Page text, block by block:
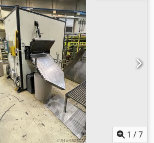
mm, número de rodillos de
del rodillo enderezador:
(máx.):5 mm , ancho de bobina:
de cinta en diseño largo
820.7-HH7500.1 Djdpfxetrlzao Ahuskr
7500 kg Ancho de bobina máx. 800
0,8 a 5 mm (acero con límite
350 N/mm²) Número de rodillos
datos y oferta detallada a petición.
1 /7